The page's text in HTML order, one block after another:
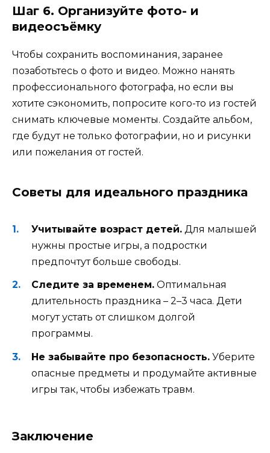
Шаг 6. Организуйте фото- и
видеосъёмку
Чтобы сохранить воспоминания, заранее
позаботьтесь о фото и видео. Можно нанять
профессионального фотографа, но если вы
хотите сэкономить, попросите кого-то из гостей
снимать ключевые моменты. Создайте альбом,
где будут не только фотографии, но и рисунки
или пожелания от гостей.
Советы для идеального праздника
Учитывайте возраст детей. Для малышей
нужны простые игры, а подростки
предпочтут больше свободы.
Следите за временем. Оптимальная
длительность праздника – 2–3 часа. Дети
могут устать от слишком долгой
программы.
Не забывайте про безопасность. Уберите
опасные предметы и продумайте активные
игры так, чтобы избежать травм.
Заключение